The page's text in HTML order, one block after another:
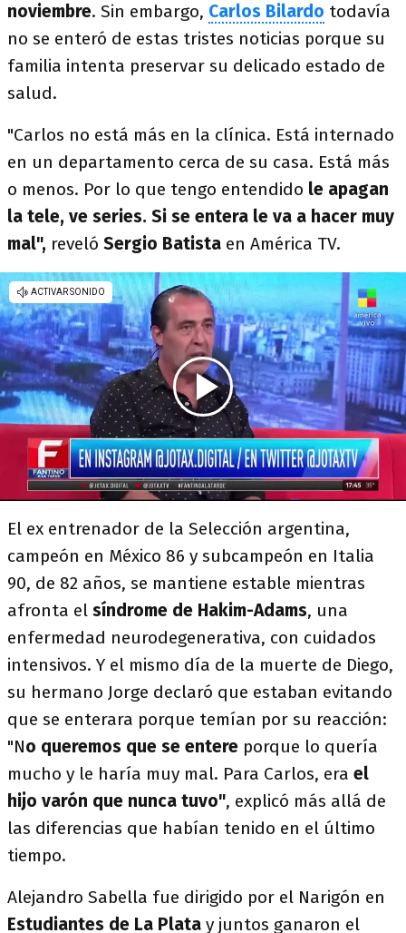
noviembre. Sin embargo, Carlos Bilardo todavía
no se enteró de estas tristes noticias porque su
familia intenta preservar su delicado estado de
salud.
"Carlos no está más en la clínica. Está internado
en un departamento cerca de su casa. Está más
o menos. Por lo que tengo entendido le apagan
la tele, ve series. Si se entera le va a hacer muy
mal", reveló Sergio Batista en América TV.
El ex entrenador de la Selección argentina,
campeón en México 86 y subcampeón en Italia
90, de 82 años, se mantiene estable mientras
afronta el síndrome de Hakim-Adams, una
enfermedad neurodegenerativa, con cuidados
intensivos. Y el mismo día de la muerte de Diego,
su hermano Jorge declaró que estaban evitando
que se enterara porque temían por su reacción:
"No queremos que se entere porque lo quería
mucho y le haría muy mal. Para Carlos, era el
hijo varón que nunca tuvo", explicó más allá de
las diferencias que habían tenido en el último
tiempo.
Alejandro Sabella fue dirigido por el Narigón en
Estudiantes de La Plata y juntos ganaron el